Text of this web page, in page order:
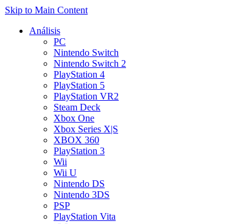
Skip to Main Content
Análisis
PC
Nintendo Switch
Nintendo Switch 2
PlayStation 4
PlayStation 5
PlayStation VR2
Steam Deck
Xbox One
Xbox Series X|S
XBOX 360
PlayStation 3
Wii
Wii U
Nintendo DS
Nintendo 3DS
PSP
PlayStation Vita